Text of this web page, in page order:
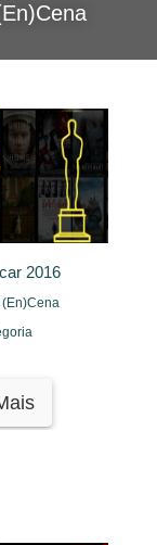
2016